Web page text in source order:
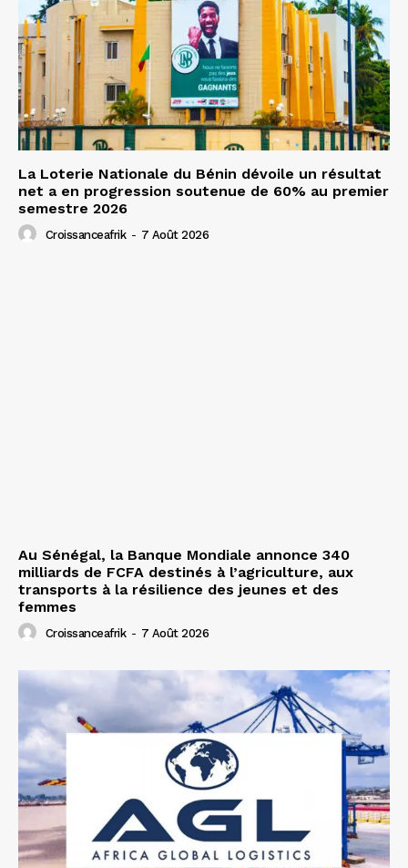
La Loterie Nationale du Bénin dévoile un résultat
net a en progression soutenue de 60% au premier
semestre 2026
Croissanceafrik - 7 Août 2026
Au Sénégal, la Banque Mondiale annonce 340
milliards de FCFA destinés à l’agriculture, aux
transports à la résilience des jeunes et des
femmes
Croissanceafrik - 7 Août 2026